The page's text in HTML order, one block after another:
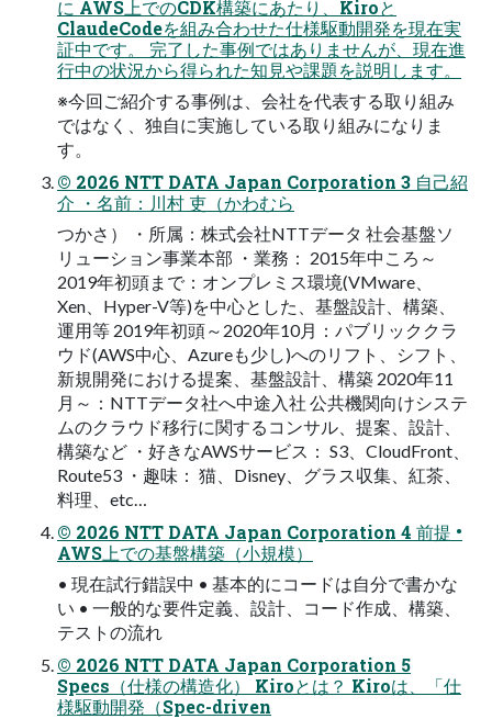
に AWS上でのCDK構築にあたり、Kiroと
ClaudeCodeを組み合わせた仕様駆動開発を現在実
証中です。 完了した事例ではありませんが、現在進
行中の状況から得られた知見や課題を説明します。
※今回ご紹介する事例は、会社を代表する取り組み
ではなく、独自に実施している取り組みになりま
す。
© 2026 NTT DATA Japan Corporation 3 自己紹
介 ・名前：川村 吏（かわむら
つかさ） ・所属：株式会社NTTデータ 社会基盤ソ
リューション事業本部 ・業務： 2015年中ころ～
2019年初頭まで：オンプレミス環境(VMware、
Xen、Hyper-V等)を中心とした、基盤設計、構築、
運用等 2019年初頭～2020年10月：パブリッククラ
ウド(AWS中心、Azureも少し)へのリフト、シフト、
新規開発における提案、基盤設計、構築 2020年11
月～：NTTデータ社へ中途入社 公共機関向けシステ
ムのクラウド移行に関するコンサル、提案、設計、
構築など ・好きなAWSサービス： S3、CloudFront、
Route53 ・趣味： 猫、Disney、グラス収集、紅茶、
料理、etc…
© 2026 NTT DATA Japan Corporation 4 前提 •
AWS上での基盤構築（小規模）
• 現在試行錯誤中 • 基本的にコードは自分で書かな
い • 一般的な要件定義、設計、コード作成、構築、
テストの流れ
© 2026 NTT DATA Japan Corporation 5
Specs（仕様の構造化） Kiroとは？ Kiroは、「仕
様駆動開発（Spec-driven